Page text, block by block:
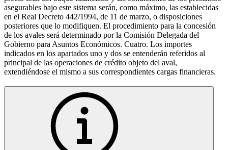
asegurables bajo este sistema serán, como máximo, las establecidas
en el Real Decreto 442/1994, de 11 de marzo, o disposiciones
posteriores que lo modifiquen. El procedimiento para la concesión
de los avales será determinado por la Comisión Delegada del
Gobierno para Asuntos Económicos. Cuatro. Los importes
indicados en los apartados uno y dos se entenderán referidos al
principal de las operaciones de crédito objeto del aval,
extendiéndose el mismo a sus correspondientes cargas financieras.